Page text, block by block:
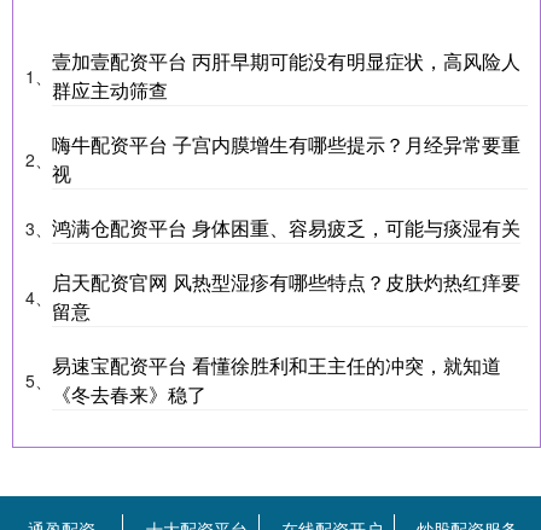
1、
壹加壹配资平台 丙肝早期可能没有明显症状，高风险人
群应主动筛查
2、
嗨牛配资平台 子宫内膜增生有哪些提示？月经异常要重
视
3、 鸿满仓配资平台 身体困重、容易疲乏，可能与痰湿有关
4、
启天配资官网 风热型湿疹有哪些特点？皮肤灼热红痒要
留意
5、
易速宝配资平台 看懂徐胜利和王主任的冲突，就知道
《冬去春来》稳了